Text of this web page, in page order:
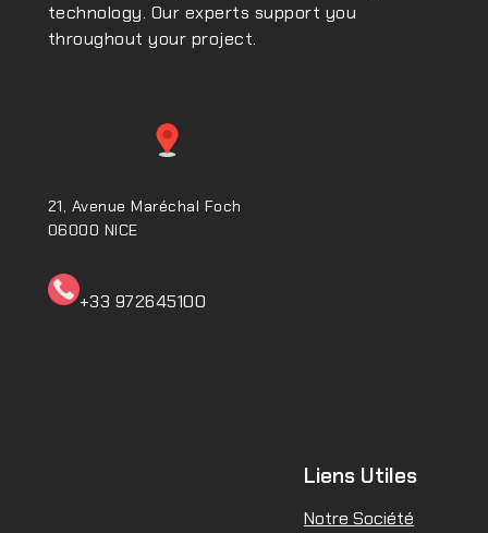
technology. Our experts support you
throughout your project.
21, Avenue Maréchal Foch
06000 NICE
+33 972645100ㅤㅤㅤㅤㅤ
Liens Utiles
Notre Société